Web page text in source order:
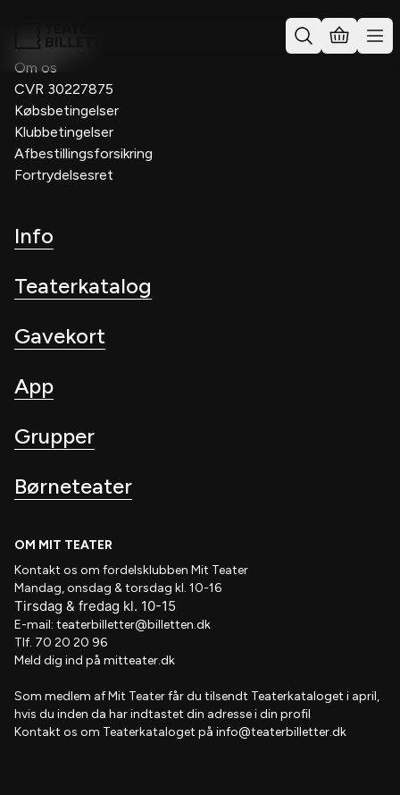
Kontakt os
Om os
CVR 30227875
Købsbetingelser
Klubbetingelser
Afbestillingsforsikring
Fortrydelsesret
Info
Teaterkatalog
Gavekort
App
Grupper
Børneteater
OM MIT TEATER
Kontakt os om fordelsklubben Mit Teater
Mandag, onsdag & torsdag kl. 10-16
Tirsdag & fredag kl. 10-15
E-mail: teaterbilletter@billetten.dk
Tlf. 70 20 20 96
Meld dig ind på mitteater.dk
Som medlem afMit Teaterfår du tilsendt Teaterkataloget i april,
hvis du inden da har indtastet din adresse i din profil
Kontakt os om Teaterkataloget på info@teaterbilletter.dk